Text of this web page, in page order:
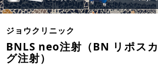
ジョウクリニック
BNLS neo注射（BN リポス
グ注射）